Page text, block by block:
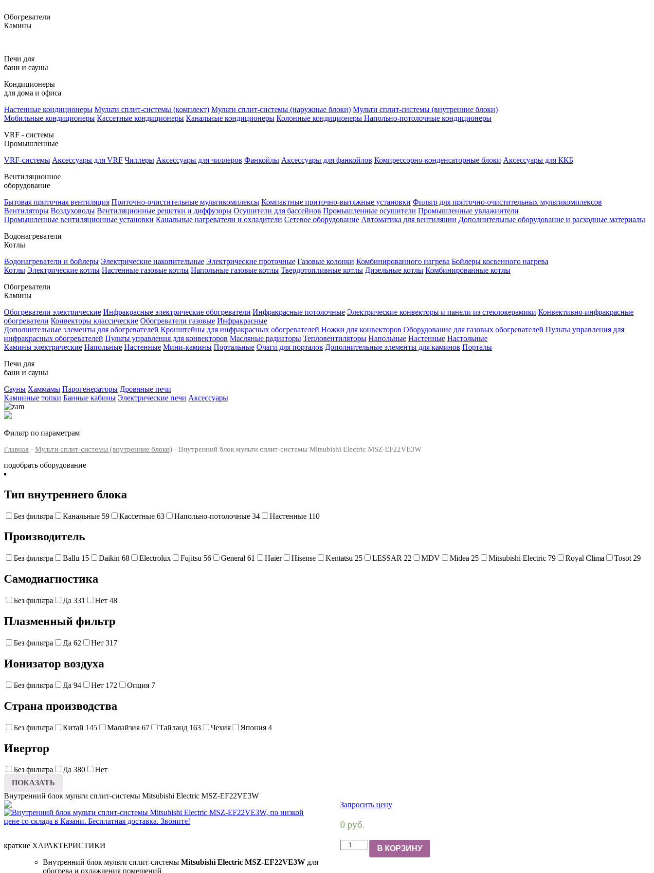
Обогреватели
Камины
Печи для
бани и сауны
Кондиционеры
для дома и офиса
Настенные кондиционеры Мульти сплит-системы (комплект) Мульти сплит-системы (наружные блоки) Мульти сплит-системы (внутренние блоки)
Мобильные кондиционеры Кассетные кондиционеры Канальные кондиционеры Колонные кондиционеры Напольно-потолочные кондиционеры
VRF - системы
Промышленные
VRF-системы Аксессуары для VRF Чиллеры Аксессуары для чиллеров Фанкойлы Аксессуары для фанкойлов Компрессорно-конденсаторные блоки Аксессуары для ККБ
Вентиляционное
оборудование
Бытовая приточная вентиляция Приточно-очистительные мультикомплексы Компактные приточно-вытяжные установки Фильтр для приточно-очистительных мультикомплексов
Вентиляторы Воздуховоды Вентиляционные решетки и диффузоры Осушители для бассейнов Промышленные осушители Промышленные увлажнители
Промышленные вентиляционные установки Канальные нагреватели и охладители Сетевое оборудование Автоматика для вентиляции Дополнительные оборудование и расходные материалы
Водонагреватели
Котлы
Водонагреватели и бойлеры Электрические накопительные Электрические проточные Газовые колонки Комбинированного нагрева Бойлеры косвенного нагрева
Котлы Электрические котлы Настенные газовые котлы Напольные газовые котлы Твердотопливные котлы Дизельные котлы Комбинированные котлы
Обогреватели
Камины
Обогреватели электрические Инфракрасные электрические обогреватели Инфракрасные потолочные Электрические конвекторы и панели из стеклокерамики Конвективно-инфракрасные
обогреватели Конвекторы классические Обогреватели газовые Инфракрасные
Дополнительные элементы для обогревателей Кронштейны для инфракрасных обогревателей Ножки для конвекторов Оборудование для газовых обогревателей Пульты управления для
инфракрасных обогревателей Пульты управления для конвекторов Масляные радиаторы Тепловентиляторы Напольные Настенные Настольные
Камины электрические Напольные Настенные Мини-камины Портальные Очаги для порталов Дополнительные элементы для каминов Порталы
Печи для
бани и сауны
Сауны Хаммамы Парогенераторы Дровяные печи
Каминные топки Банные кабины Электрические печи Аксессуары
Фильтр по параметрам
Главная - Мульти сплит-системы (внутренние блоки) - Внутренний блок мульти сплит-системы Mitsubishi Electric MSZ-EF22VE3W
подобрать оборудование
Тип внутреннего блока
Без фильтра Канальные 59 Кассетные 63 Напольно-потолочные 34 Настенные 110
Производитель
Без фильтра Ballu 15 Daikin 68 Electrolux Fujitsu 56 General 61 Haier Hisense Kentatsu 25 LESSAR 22 MDV Midea 25 Mitsubishi Electric 79 Royal Clima Tosot 29
Самодиагностика
Без фильтра Да 331 Нет 48
Плазменный фильтр
Без фильтра Да 62 Нет 317
Ионизатор воздуха
Без фильтра Да 94 Нет 172 Опция 7
Страна производства
Без фильтра Китай 145 Малайзия 67 Тайланд 163 Чехия Япония 4
Ивертор
Без фильтра Да 380
Нет
ПОКАЗАТЬ
Внутренний блок мульти сплит-системы Mitsubishi Electric MSZ-EF22VE3W
Запросить цену
0 руб.
В КОРЗИНУ
краткие ХАРАКТЕРИСТИКИ
Внутренний блок мульти сплит-системы Mitsubishi Electric MSZ-EF22VE3W для
обогрева и охлаждения помещений